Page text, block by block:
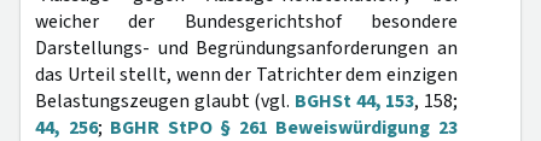
weicher der Bundesgerichtshof besondere
Darstellungs- und Begründungsanforderungen an
das Urteil stellt, wenn der Tatrichter dem einzigen
Belastungszeugen glaubt (vgl. BGHSt 44, 153, 158;
44, 256; BGHR StPO § 261 Beweiswürdigung 23